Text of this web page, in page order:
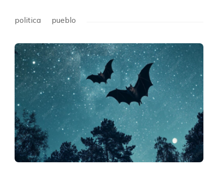
politica pueblo